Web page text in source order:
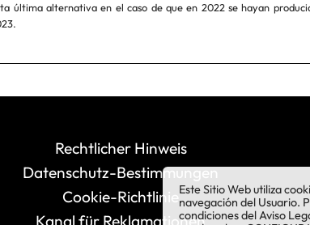
última alternativa en el caso de que en 2022 se hayan
Rechtlicher Hinweis
Datenschutz-Bestimmungen
Cookie-RichtlinieEste Sitio Web utiliza
navegación del Usuario.
condiciones del Aviso